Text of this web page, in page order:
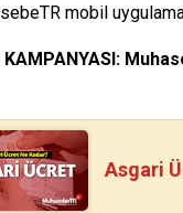
mobil
KAMPANYASI:
Asgari